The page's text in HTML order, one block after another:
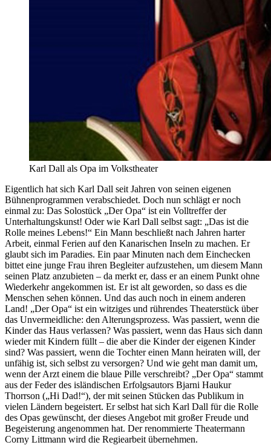
Karl Dall als Opa im Volkstheater
Eigentlich hat sich Karl Dall seit Jahren von seinen eigenen
Bühnenprogrammen verabschiedet. Doch nun schlägt er noch
einmal zu: Das Solostück „Der Opa“ ist ein Volltreffer der
Unterhaltungskunst! Oder wie Karl Dall selbst sagt: „Das ist die
Rolle meines Lebens!“ Ein Mann beschließt nach Jahren harter
Arbeit, einmal Ferien auf den Kanarischen Inseln zu machen. Er
glaubt sich im Paradies. Ein paar Minuten nach dem Einchecken
bittet eine junge Frau ihren Begleiter aufzustehen, um diesem Mann
seinen Platz anzubieten – da merkt er, dass er an einem Punkt ohne
Wiederkehr angekommen ist. Er ist alt geworden, so dass es die
Menschen sehen können. Und das auch noch in einem anderen
Land! „Der Opa“ ist ein witziges und rührendes Theaterstück über
das Unvermeidliche: den Alterungsprozess. Was passiert, wenn die
Kinder das Haus verlassen? Was passiert, wenn das Haus sich dann
wieder mit Kindern füllt – die aber die Kinder der eigenen Kinder
sind? Was passiert, wenn die Tochter einen Mann heiraten will, der
unfähig ist, sich selbst zu versorgen? Und wie geht man damit um,
wenn der Arzt einem die blaue Pille verschreibt? „Der Opa“ stammt
aus der Feder des isländischen Erfolgsautors Bjarni Haukur
Thorrson („Hi Dad!“), der mit seinen Stücken das Publikum in
vielen Ländern begeistert. Er selbst hat sich Karl Dall für die Rolle
des Opas gewünscht, der dieses Angebot mit großer Freude und
Begeisterung angenommen hat. Der renommierte Theatermann
Corny Littmann wird die Regiearbeit übernehmen.